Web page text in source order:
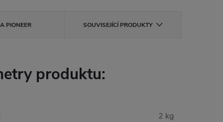
PIONEER SOUVISEJÍCÍ PRODUKTY
produktu:
: 2 kg